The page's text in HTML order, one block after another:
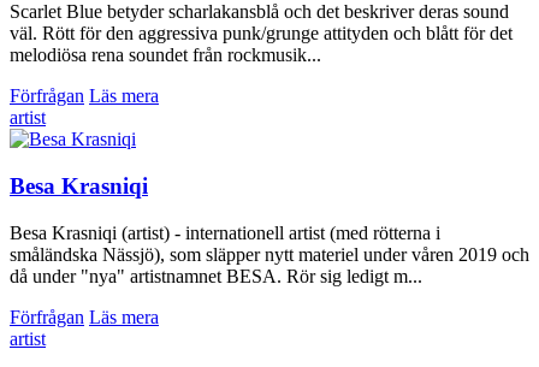
Scarlet Blue betyder scharlakansblå och det beskriver deras sound
väl. Rött för den aggressiva punk/grunge attityden och blått för det
melodiösa rena soundet från rockmusik...
Förfrågan Läs mera
artist
Besa Krasniqi
Besa Krasniqi (artist) - internationell artist (med rötterna i
småländska Nässjö), som släpper nytt materiel under våren 2019 och
då under "nya" artistnamnet BESA. Rör sig ledigt m...
Förfrågan Läs mera
artist